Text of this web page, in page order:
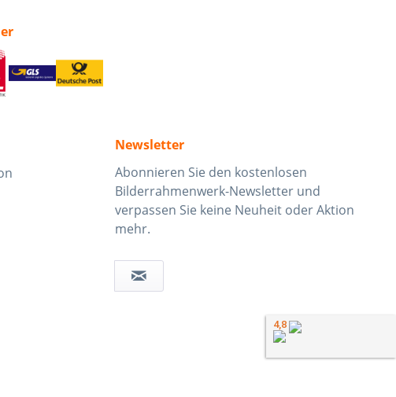
Newsletter
Abonnieren Sie den kostenlosen
Bilderrahmenwerk-Newsletter und
verpassen Sie keine Neuheit oder Aktion
mehr.
4,8